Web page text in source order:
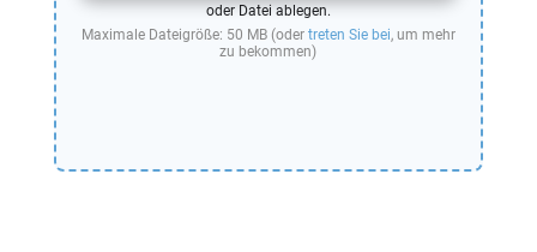
oder Datei ablegen.
Maximale Dateigröße: 50 MB (oder treten Sie bei, um mehr
zu bekommen)